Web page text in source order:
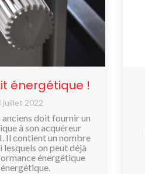
énergétique !
juillet 2022
anciens doit fournir un
à son acquéreur
Il contient un nombre
on peut déjà
énergétique